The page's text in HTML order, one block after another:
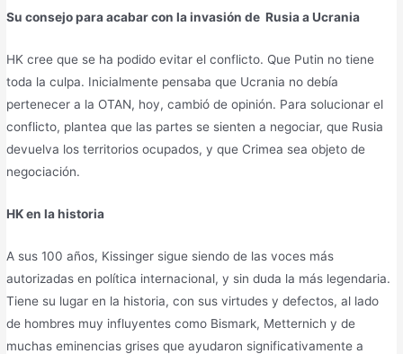
Su consejo para acabar con la invasión de Rusia a Ucrania
HK cree que se ha podido evitar el conflicto. Que Putin no tiene
toda la culpa. Inicialmente pensaba que Ucrania no debía
pertenecer a la OTAN, hoy, cambió de opinión. Para solucionar el
conflicto, plantea que las partes se sienten a negociar, que Rusia
devuelva los territorios ocupados, y que Crimea sea objeto de
negociación.
HK en la historia
A sus 100 años, Kissinger sigue siendo de las voces más
autorizadas en política internacional, y sin duda la más legendaria.
Tiene su lugar en la historia, con sus virtudes y defectos, al lado
de hombres muy influyentes como Bismark, Metternich y de
muchas eminencias grises que ayudaron significativamente a